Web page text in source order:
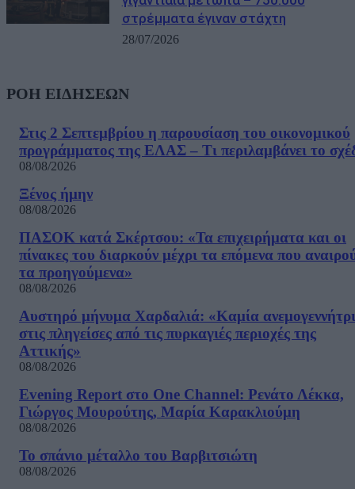
στρέμματα έγιναν στάχτη
28/07/2026
ΡΟΗ ΕΙΔΗΣΕΩΝ
Στις 2 Σεπτεμβρίου η παρουσίαση του οικονομικού
προγράμματος της ΕΛΑΣ – Τι περιλαμβάνει το
08/08/2026
Ξένος ήμην
08/08/2026
ΠΑΣΟΚ κατά Σκέρτσου: «Τα επιχειρήματα και οι
πίνακες του διαρκούν μέχρι τα επόμενα που
τα προηγούμενα»
08/08/2026
Αυστηρό μήνυμα Χαρδαλιά: «Καμία
στις πληγείσες από τις πυρκαγιές περιοχές της
Αττικής»
08/08/2026
Evening Report στο One Channel: Ρενάτο Λέκκα,
Γιώργος Μουρούτης, Μαρία Καρακλιούμη
08/08/2026
Το σπάνιο μέταλλο του Βαρβιτσιώτη
08/08/2026